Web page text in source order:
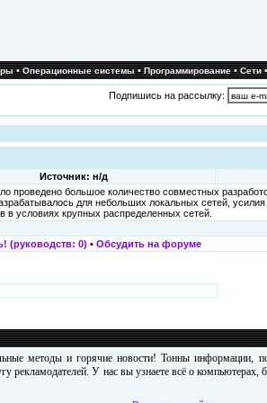
•Операционные системы•Программирование•Сети
Подпишись на рассылку:
Источник: н/д
большое количество совместных
для небольших локальных сетей,
условиях крупных распределенных сетей.
(руководств: 0) • Обсудить на форуме
методы и горячие новости! Тонны информации,
У нас вы узнаете всё о